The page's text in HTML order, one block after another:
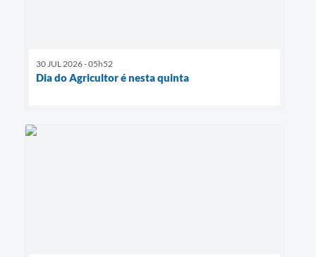
30 JUL 2026 - 05h52
Dia do Agricultor é nesta quinta